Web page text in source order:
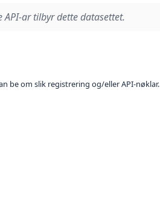
API-ar tilbyr dette datasettet.
be om slik registrering og/eller API-nøklar.